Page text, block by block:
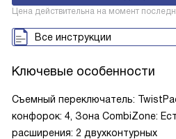
Цена действительна на момент
Все инструкции
Ключевые особенности
Съемный переключатель:
конфорок: 4, Зона CombiZone:
расширения: 2 двухконтурных